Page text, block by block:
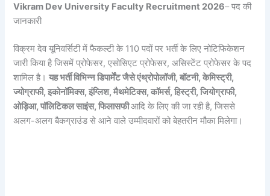
Vikram Dev University Faculty Recruitment 2026– पद की
जानकारी
विक्रम देव यूनिवर्सिटी में फैकल्टी के 110 पदों पर भर्ती के लिए नोटिफिकेशन
जारी किया है जिसमें प्रोफेसर, एसोसिएट प्रोफेसर, असिस्टेंट प्रोफेसर के पद
शामिल है।यह भर्ती विभिन्न डिपार्मेंट जैसे एंथ्रोपोलॉजी, बॉटनी, केमिस्ट्री,
ज्योग्राफी, इकोनॉमिक्स, इंग्लिश, मैथमेटिक्स, कॉमर्स, हिस्ट्री, जियोग्राफी,
ओड़िआ, पॉलिटिकल साइंस, फिलासफीआदि के लिए की जा रही है, जिससे
अलग-अलग बैकग्राउंड से आने वाले उम्मीदवारों को बेहतरीन मौका मिलेगा।